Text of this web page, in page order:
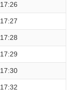
17:26
17:27
17:28
17:29
17:30
17:32